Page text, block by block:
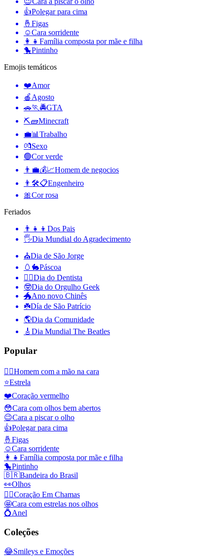
👍Polegar para cima
🤞 Figas
☺️Cara sorridente
👩‍👧 Família composta por mãe e filha
🐤Pintinho
Emojis temáticos
❤️Amor
🍎 Agosto
🚗🏃🚔GTA
⛏🧱Minecraft
💼📊 Trabalho
💏Sexo
🟢Cor verde
👨‍💼💰📈Homem de negocios
👨🛠📋Engenheiro
🎀Cor rosa
Feriados
👨‍👧‍👦 Dos Pais
🖐Dia Mundial do Agradecimento
⛪️Dia de São Jorge
🥚🐇Páscoa
👨‍⚕️Dia do Dentista
🤓Dia do Orgulho Geek
🐲Ano novo Chinês
☘️Día de São Patrício
🌎Dia da Comunidade
🎸 Dia Mundial The Beatles
Popular
🤦‍♂️Homem com a mão na cara
⭐Estrela
❤️Coração vermelho
😳Cara com olhos bem abertos
😉Cara a piscar o olho
👍Polegar para cima
🤞 Figas
☺️Cara sorridente
👩‍👧 Família composta por mãe e filha
🐤Pintinho
🇧🇷Bandeira do Brasil
👀Olhos
❤️‍🔥Coração Em Chamas
🤩Cara com estrelas nos olhos
💍Anel
Coleções
😂Smileys e Emoções